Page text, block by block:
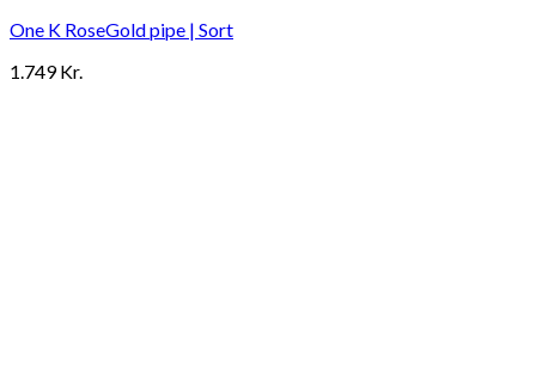
One K RoseGold pipe | Sort
1.749Kr.